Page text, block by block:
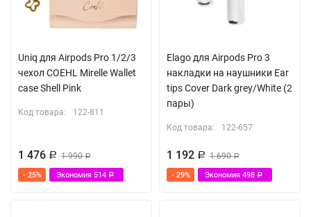
Uniq для Airpods Pro 1/2/3
чехол COEHL Mirelle Wallet
case Shell Pink
Код товара: 122-811
1 476 Р 1 990Р
- 25% Экономия 514 Р
Elago для Airpods Pro 3
накладки на наушники Ear
tips Cover Dark grey/White (2
пары)
Код товара: 122-657
1 192 Р 1 690Р
- 29% Экономия 498 Р